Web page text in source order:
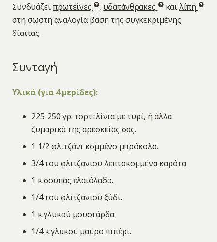
Συνδυάζειπρωτεΐνες , υδατάνθρακες καιλίπη
στη σωστή αναλογία βάση της συγκεκριμένης
δίαιτας.
Συνταγή
Υλικά (για 4 μερίδες):
225-250 γρ. τορτελίνια με τυρί, ή άλλα
ζυμαρικά της αρεσκείας σας.
1 1/2 φλιτζάνι κομμένο μπρόκολο.
3/4 του φλιτζανιού λεπτοκομμένα καρότα
1 κ.σούπας ελαιόλαδο.
1/4 του φλιτζανιού ξύδι.
1 κ.γλυκού μουστάρδα.
1/4 κ.γλυκού μαύρο πιπέρι.